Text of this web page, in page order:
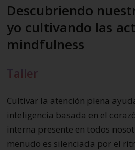
Descubriendo
yo cultivando las
mindfulness
Taller
Cultivar la atención plena
inteligencia basada en el
interna presente en todos
menudo es silenciada por el